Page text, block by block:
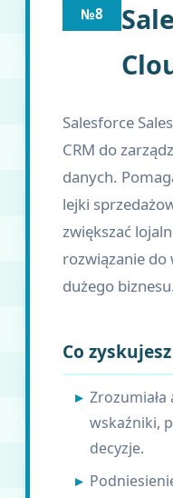
№8
Salesforce
CRM do
danych.
lejki
zwiększać
rozwiązanie do
dużego
Co zyskujesz
wskaźniki,
decyzje.